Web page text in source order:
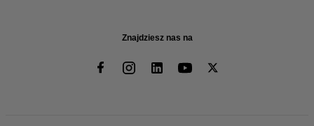
Znajdziesz nas na